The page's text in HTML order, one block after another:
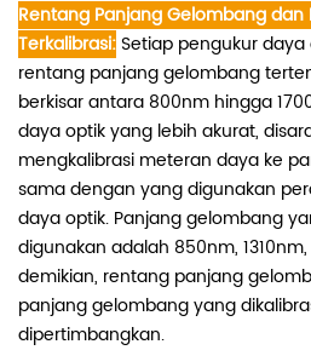
Rentang Panjang Gelombang
Terkalibrasi:Setiap pengukur
rentang panjang gelombang
berkisar antara 800nm ​​hingga
daya optik yang lebih akurat,
mengkalibrasi meteran daya ke
sama dengan yang digunakan
daya optik. Panjang gelombang
digunakan adalah 850nm,
demikian, rentang panjang
panjang gelombang yang
dipertimbangkan.